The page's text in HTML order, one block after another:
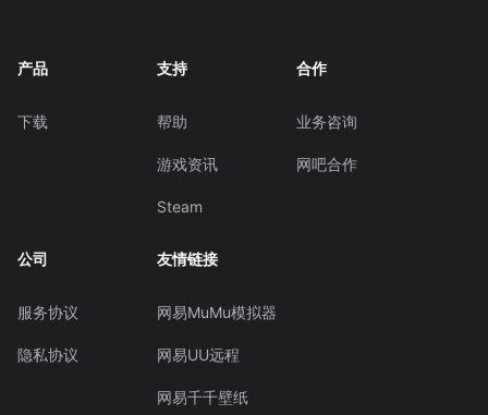
产品
下载
支持
帮助
游戏资讯
Steam
合作
业务咨询
网吧合作
公司
服务协议
隐私协议
友情链接
网易MuMu模拟器
网易UU远程
网易千千壁纸